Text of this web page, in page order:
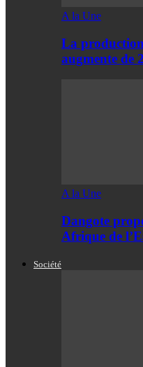
A la Une
La
augmente
A la Une
Dangote
Afrique de
Société